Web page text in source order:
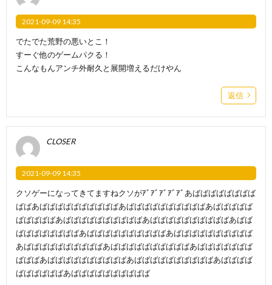
2021-09-09 14:35
でたでた荒野の悪いとこ！
すーぐ他のゲームパクる！
こんなもんアンチ外耐久と展開増えるだけやん
返信
CLOSER
2021-09-09 14:35
クソゲーになってきてますねクソがｱﾞｱﾞｱﾞｱﾞｱﾞあばばばばばばばば
ばばあばばばばばばばばばばあばばばばばばばばばばあばばばばば
ばばばばばあばばばばばばばばばばあばばばばばばばばばばあばば
ばばばばばばばばあばばばばばばばばばばあばばばばばばばばばば
あばばばばばばばばばばあばばばばばばばばばばあばばばばばばば
ばばばあばばばばばばばばばばあばばばばばばばばばばあばばばば
ばばばばばばあばばばばばばばばばば